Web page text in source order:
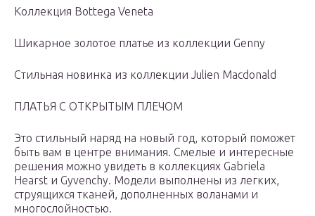
Коллекция Bottega Veneta
Шикарное золотое платье из коллекции Genny
Стильная новинка из коллекции Julien Macdonald
ПЛАТЬЯ С ОТКРЫТЫМ ПЛЕЧОМ
Это стильный наряд на новый год, который поможет
быть вам в центре внимания. Смелые и интересные
решения можно увидеть в коллекциях Gabriela
Hearst и Gyvenchy. Модели выполнены из легких,
струящихся тканей, дополненных воланами и
многослойностью.